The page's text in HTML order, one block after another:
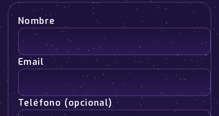
Nombre
Email
Teléfono (opcional)